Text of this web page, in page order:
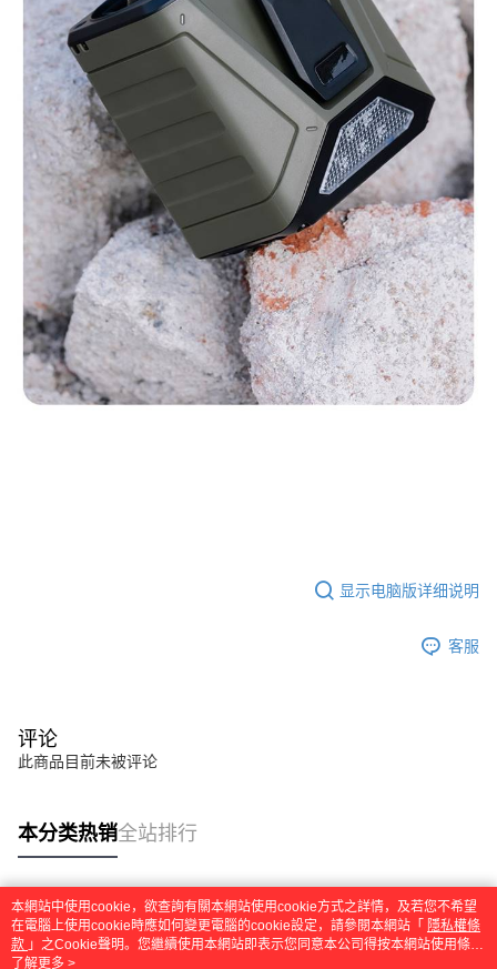
显示电脑版详细说明
客服
评论
此商品目前未被评论
本分类热销全站排行
热门标签
本網站中使用cookie，欲查詢有關本網站使用cookie方式之詳情，及若您不希望
在電腦上使用cookie時應如何變更電腦的cookie設定，請參閱本網站「 隱私權條
款 」之Cookie聲明。您繼續使用本網站即表示您同意本公司得按本網站使用條款
之Cookie聲明使用cookie。
了解更多 >